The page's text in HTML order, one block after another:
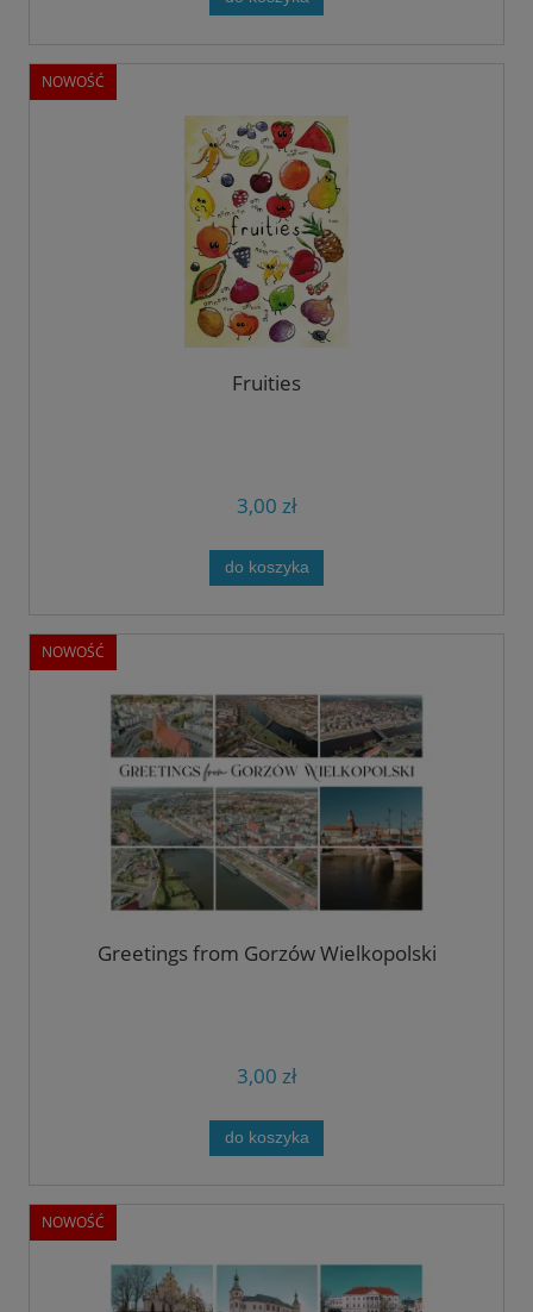
Fruities
3,00 zł
do koszyka
NOWOŚĆ
Greetings from Gorzów Wielkopolski
3,00 zł
do koszyka
NOWOŚĆ
NOWOŚĆ